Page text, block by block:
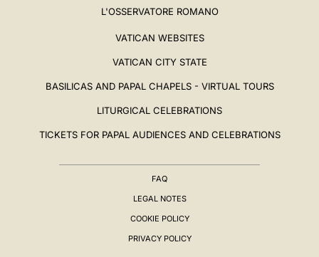
L'OSSERVATORE ROMANO
VATICAN WEBSITES
VATICAN CITY STATE
BASILICAS AND PAPAL CHAPELS - VIRTUAL TOURS
LITURGICAL CELEBRATIONS
TICKETS FOR PAPAL AUDIENCES AND CELEBRATIONS
FAQ
LEGAL NOTES
COOKIE POLICY
PRIVACY POLICY